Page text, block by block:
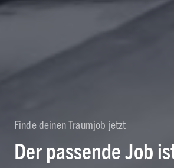
Finde deinen Traumjob jetzt
Der passende Job